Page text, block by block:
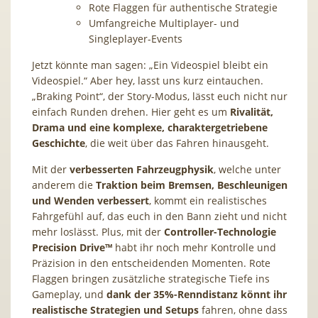
Rote Flaggen für authentische Strategie
Umfangreiche Multiplayer- und
Singleplayer-Events
Jetzt könnte man sagen: „Ein Videospiel bleibt ein
Videospiel.“ Aber hey, lasst uns kurz eintauchen.
„Braking Point“, der Story-Modus, lässt euch nicht nur
einfach Runden drehen. Hier geht es um Rivalität,
Drama und eine komplexe, charaktergetriebene
Geschichte, die weit über das Fahren hinausgeht.
Mit der verbesserten Fahrzeugphysik, welche unter
anderem die Traktion beim Bremsen, Beschleunigen
und Wenden verbessert, kommt ein realistisches
Fahrgefühl auf, das euch in den Bann zieht und nicht
mehr loslässt. Plus, mit der Controller-Technologie
Precision Drive™ habt ihr noch mehr Kontrolle und
Präzision in den entscheidenden Momenten. Rote
Flaggen bringen zusätzliche strategische Tiefe ins
Gameplay, und dank der 35%-Renndistanz könnt ihr
realistische Strategien und Setups fahren, ohne dass